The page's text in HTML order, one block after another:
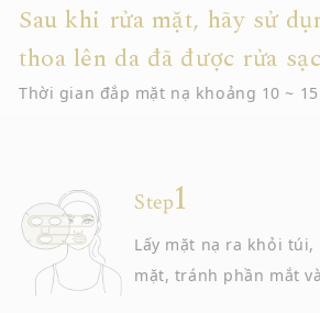
Sau khi rửa mặt, hãy sử
thoa lên da đã được rửa
Thời gian đắp mặt nạ khoảng 10 ~
Step
Lấy mặt nạ ra khỏi
mặt, tránh phần mắt